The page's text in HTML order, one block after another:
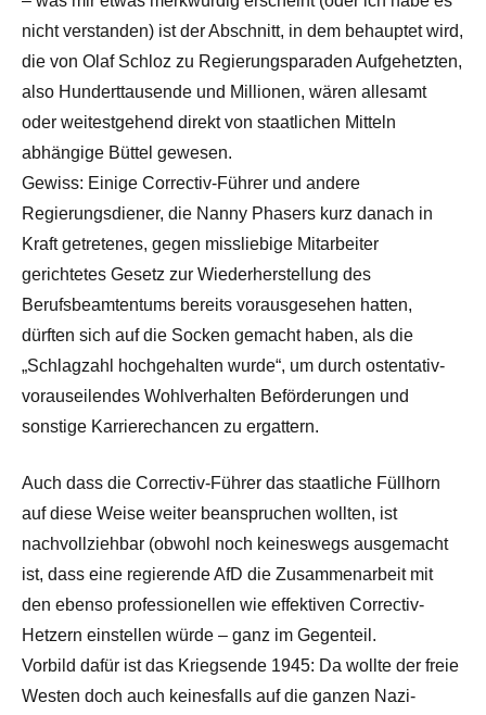
nicht verstanden) ist der Abschnitt, in dem behauptet wird,
die von Olaf Schloz zu Regierungsparaden Aufgehetzten,
also Hunderttausende und Millionen, wären allesamt
oder weitestgehend direkt von staatlichen Mitteln
abhängige Büttel gewesen.
Gewiss: Einige Correctiv-Führer und andere
Regierungsdiener, die Nanny Phasers kurz danach in
Kraft getretenes, gegen missliebige Mitarbeiter
gerichtetes Gesetz zur Wiederherstellung des
Berufsbeamtentums bereits vorausgesehen hatten,
dürften sich auf die Socken gemacht haben, als die
„Schlagzahl hochgehalten wurde“, um durch ostentativ-
vorauseilendes Wohlverhalten Beförderungen und
sonstige Karrierechancen zu ergattern.
Auch dass die Correctiv-Führer das staatliche Füllhorn
auf diese Weise weiter beanspruchen wollten, ist
nachvollziehbar (obwohl noch keineswegs ausgemacht
ist, dass eine regierende AfD die Zusammenarbeit mit
den ebenso professionellen wie effektiven Correctiv-
Hetzern einstellen würde – ganz im Gegenteil.
Vorbild dafür ist das Kriegsende 1945: Da wollte der freie
Westen doch auch keinesfalls auf die ganzen Nazi-